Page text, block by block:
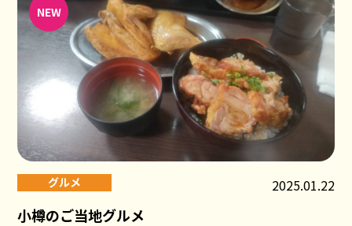
NEW
グルメ 2025.01.22
小樽のご当地グルメ